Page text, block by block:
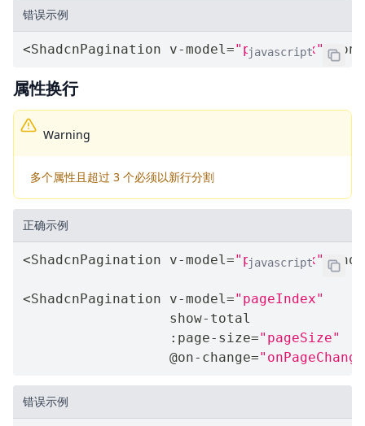
错误示例
javascript
<ShadcnPagination v-model="pageIndex" @on
属性换行
Warning
多个属性且超过 3 个必须以新行分割
正确示例
javascript
<ShadcnPagination v-model="pageIndex" show
<ShadcnPagination v-model="pageIndex"
                  show
- total
: page- size="pageSize"
                  @on
- change=
错误示例